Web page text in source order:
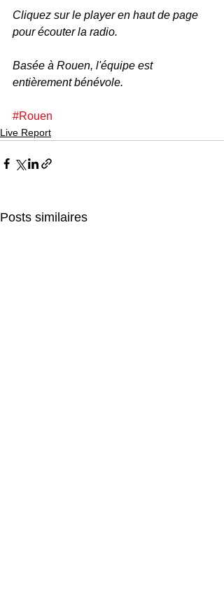
Cliquez sur le player en haut de page
pour écouter la radio.
Basée à Rouen, l'équipe est
entièrement bénévole.
#Rouen
Live Report
Posts similaires